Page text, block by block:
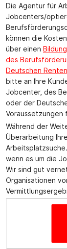
Die Agentur für
Jobcenters/
können die
über einen
des
Deutschen
bitte an Ihre
Jobcenter, des
oder der
Voraussetzungen
Während der
Überarbeitung
wenn es um die
Wir sind gut
Organisationen